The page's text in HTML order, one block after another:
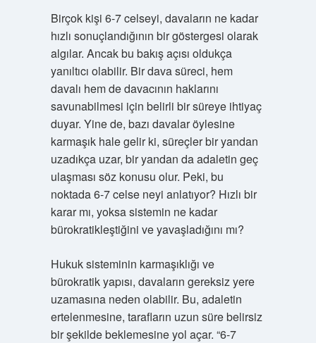
Birçok kişi 6-7 celseyi, davaların ne kadar
hızlı sonuçlandığının bir göstergesi olarak
algılar. Ancak bu bakış açısı oldukça
yanıltıcı olabilir. Bir dava süreci, hem
davalı hem de davacının haklarını
savunabilmesi için belirli bir süreye ihtiyaç
duyar. Yine de, bazı davalar öylesine
karmaşık hale gelir ki, süreçler bir yandan
uzadıkça uzar, bir yandan da adaletin geç
ulaşması söz konusu olur. Peki, bu
noktada 6-7 celse neyi anlatıyor? Hızlı bir
karar mı, yoksa sistemin ne kadar
bürokratikleştiğini ve yavaşladığını mı?
Hukuk sisteminin karmaşıklığı ve
bürokratik yapısı, davaların gereksiz yere
uzamasına neden olabilir. Bu, adaletin
ertelenmesine, tarafların uzun süre belirsiz
bir şekilde beklemesine yol açar. “6-7